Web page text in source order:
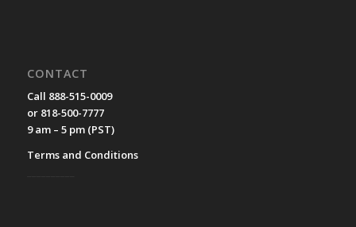
CONTACT
Call 888-515-0009
or 818-500-7777
9 am – 5 pm (PST)
Terms and Conditions